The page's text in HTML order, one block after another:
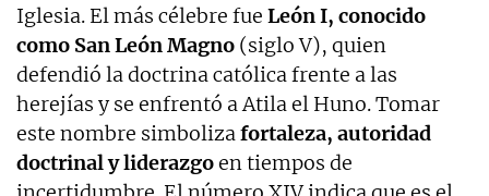
Iglesia. El más célebre fue León I, conocido
como San León Magno (siglo V), quien
defendió la doctrina católica frente a las
herejías y se enfrentó a Atila el Huno. Tomar
este nombre simbolizafortaleza, autoridad
doctrinal y liderazgoen tiempos de